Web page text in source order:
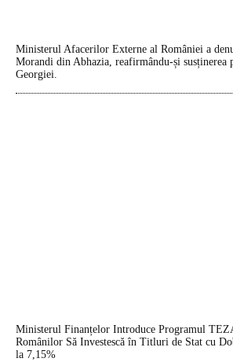
Ministerul Afacerilor Externe al României a
Morandi din Abhazia, reafirmându-și susținerea
Georgiei.
Ministerul Finanțelor Introduce Programul
Românilor Să Investescă în Titluri de Stat cu
la 7,15%